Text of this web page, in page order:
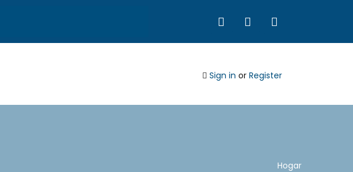
Sign in or Register
Hogar